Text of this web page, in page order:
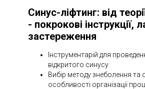
Синус-ліфтинг: від
- покрокові інструкції,
застереження
Інструментарій для
відкритого синусу
Вибір методу знеболення та
особливості організації